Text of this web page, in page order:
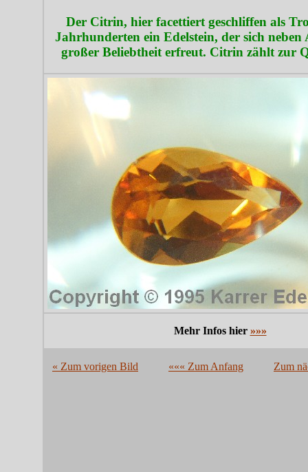
Der Citrin, hier facettiert geschliffen als
Jahrhunderten ein Edelstein, der sich neben
großer Beliebtheit erfreut. Citrin zählt zur
Mehr Infos hier »»»
« Zum vorigen Bild ««« Zum Anfang Zum